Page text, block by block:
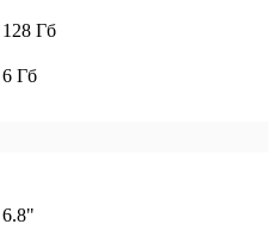
128 Гб
6 Гб
6.8"